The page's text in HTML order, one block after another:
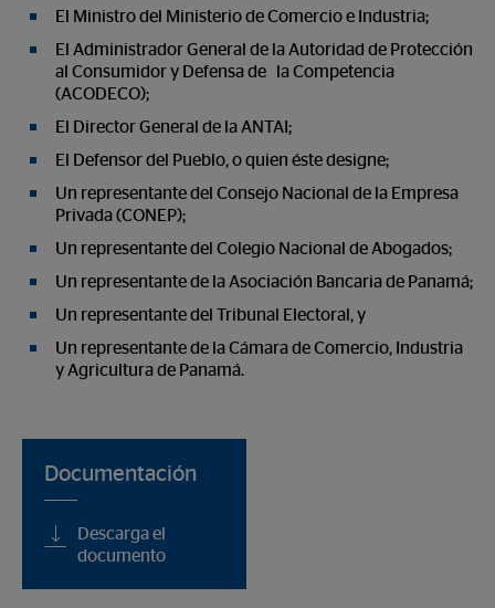
El Ministro del Ministerio de Comercio e Industria;
El Administrador General de la Autoridad de Protección
al Consumidor y Defensa de la Competencia
(ACODECO);
El Director General de la ANTAI;
El Defensor del Pueblo, o quien éste designe;
Un representante del Consejo Nacional de la Empresa
Privada (CONEP);
Un representante del Colegio Nacional de Abogados;
Un representante de la Asociación Bancaria de Panamá;
Un representante del Tribunal Electoral, y
Un representante de la Cámara de Comercio, Industria
y Agricultura de Panamá.
Documentación
Descarga el
documento